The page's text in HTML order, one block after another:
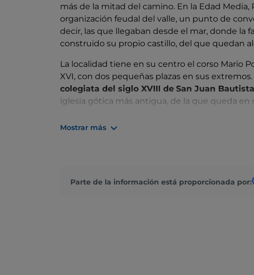
más de la mitad del camino. En la Edad
organización feudal del valle, un punto de
decir, las que llegaban desde el mar, donde la
construido su propio castillo, del que quedan
La localidad tiene en su centro el corso Mario
XVI, con dos pequeñas plazas en sus
colegiata del siglo XVIII de San Juan Bautista
iglesia gótica más antigua, de la que queda
pequeñoMuseo delle Maschere di Ubaga ,
Mostrar más
Parte de la información está proporcionada por: